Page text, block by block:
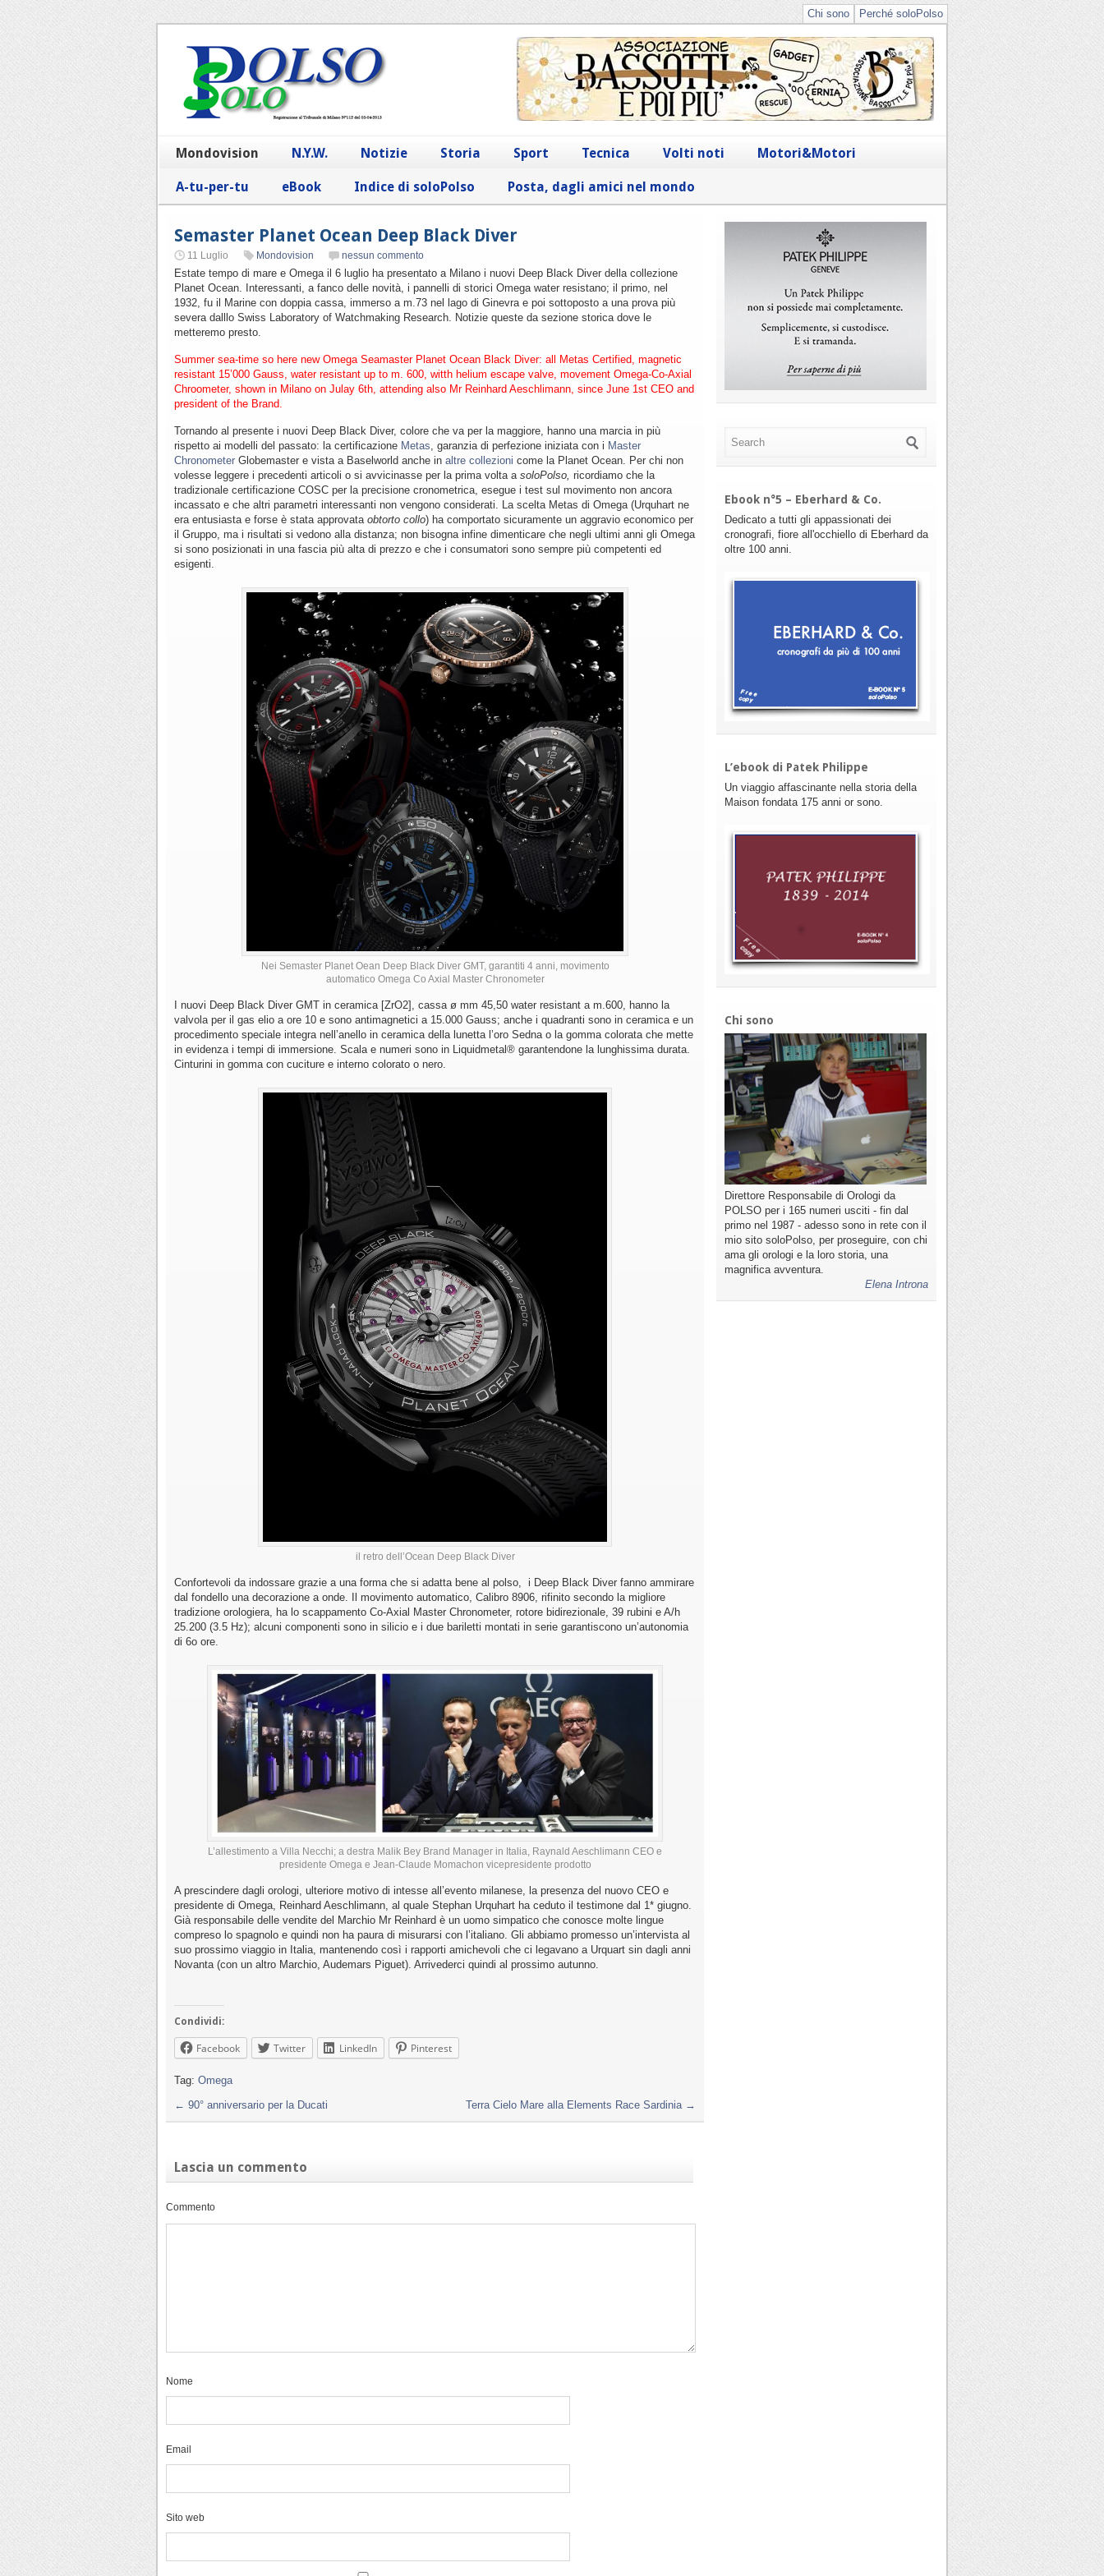
Perché soloPolso
Chi sono
Mondovision N.Y.W. Notizie Storia Sport Tecnica Volti noti Motori&Motori
A-tu-per-tu eBook Indice di soloPolso Posta, dagli amici nel mondo
Semaster Planet Ocean Deep Black Diver
11 Luglio Mondovision nessun commento
Estate tempo di mare e Omega il 6 luglio ha presentato a Milano i nuovi Deep Black Diver della collezione
Planet Ocean. Interessanti, a fanco delle novità, i pannelli di storici Omega water resistano; il primo, nel
1932, fu il Marine con doppia cassa, immerso a m.73 nel lago di Ginevra e poi sottoposto a una prova più
severa dalllo Swiss Laboratory of Watchmaking Research. Notizie queste da sezione storica dove le
metteremo presto.
Summer sea-time so here new Omega Seamaster Planet Ocean Black Diver: all Metas Certified, magnetic
resistant 15’000 Gauss, water resistant up to m. 600, witth helium escape valve, movement Omega-Co-Axial
Chroometer, shown in Milano on Julay 6th, attending also Mr Reinhard Aeschlimann, since June 1st CEO and
president of the Brand.
Tornando al presente i nuovi Deep Black Diver, colore che va per la maggiore, hanno una marcia in più
rispetto ai modelli del passato: la certificazione Metas , garanzia di perfezione iniziata con i Master
Chronometer Globemaster e vista a Baselworld anche in altre collezioni come la Planet Ocean. Per chi non
volesse leggere i precedenti articoli o si avvicinasse per la prima volta a soloPolso, ricordiamo che la
tradizionale certificazione COSC per la precisione cronometrica, esegue i test sul movimento non ancora
incassato e che altri parametri interessanti non vengono considerati. La scelta Metas di Omega (Urquhart ne
era entusiasta e forse è stata approvata obtorto collo) ha comportato sicuramente un aggravio economico per
il Gruppo, ma i risultati si vedono alla distanza; non bisogna infine dimenticare che negli ultimi anni gli Omega
si sono posizionati in una fascia più alta di prezzo e che i consumatori sono sempre più competenti ed
esigenti.
Nei Semaster Planet Oean Deep Black Diver GMT, garantiti 4 anni, movimento
automatico Omega Co Axial Master Chronometer
I nuovi Deep Black Diver GMT in ceramica [ZrO2], cassa ø mm 45,50 water resistant a m.600, hanno la
valvola per il gas elio a ore 10 e sono antimagnetici a 15.000 Gauss; anche i quadranti sono in ceramica e un
procedimento speciale integra nell’anello in ceramica della lunetta l’oro Sedna o la gomma colorata che mette
in evidenza i tempi di immersione. Scala e numeri sono in Liquidmetal® garantendone la lunghissima durata.
Cinturini in gomma con cuciture e interno colorato o nero.
il retro dell’Ocean Deep Black Diver
Confortevoli da indossare grazie a una forma che si adatta bene al polso, i Deep Black Diver fanno ammirare
dal fondello una decorazione a onde. Il movimento automatico, Calibro 8906, rifinito secondo la migliore
tradizione orologiera, ha lo scappamento Co-Axial Master Chronometer, rotore bidirezionale, 39 rubini e A/h
25.200 (3.5 Hz); alcuni componenti sono in silicio e i due bariletti montati in serie garantiscono un’autonomia
di 6o ore.
L’allestimento a Villa Necchi; a destra Malik Bey Brand Manager in Italia, Raynald Aeschlimann CEO e
presidente Omega e Jean-Claude Momachon vicepresidente prodotto
A prescindere dagli orologi, ulteriore motivo di intesse all’evento milanese, la presenza del nuovo CEO e
presidente di Omega, Reinhard Aeschlimann, al quale Stephan Urquhart ha ceduto il testimone dal 1* giugno.
Già responsabile delle vendite del Marchio Mr Reinhard è un uomo simpatico che conosce molte lingue
compreso lo spagnolo e quindi non ha paura di misurarsi con l’italiano. Gli abbiamo promesso un’intervista al
suo prossimo viaggio in Italia, mantenendo così i rapporti amichevoli che ci legavano a Urquart sin dagli anni
Novanta (con un altro Marchio, Audemars Piguet). Arrivederci quindi al prossimo autunno.
Condividi:
Facebook Twitter LinkedIn Pinterest
Tag: Omega
← 90° anniversario per la Ducati Terra Cielo Mare alla Elements Race Sardinia →
Lascia un commento
Commento
Nome
Email
Sito web
Ebook n°5 – Eberhard & Co.
Dedicato a tutti gli appassionati dei
cronografi, fiore all'occhiello di Eberhard da
oltre 100 anni.
L’ebook di Patek Philippe
Un viaggio affascinante nella storia della
Maison fondata 175 anni or sono.
Chi sono
Direttore Responsabile di Orologi da
POLSO per i 165 numeri usciti - fin dal
primo nel 1987 - adesso sono in rete con il
mio sito soloPolso, per proseguire, con chi
ama gli orologi e la loro storia, una
magnifica avventura.
Elena Introna